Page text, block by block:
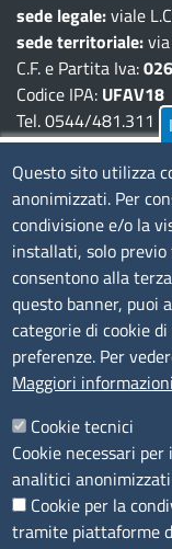
sede legale:viale
sede territoriale:
C.F. e Partita Iva:
Codice IPA: UFAV18
Tel. 0544/481.311
Pec:
Bandi di gara
Bilanci
Concorsi e selezioni
Procedimenti
Provvedimenti
Seguici su
Sito web
Questo sito utilizza
anonimizzati. Per
condivisione e/o la
installati, solo
consentono alla
questo banner, puoi
categorie di cookie
preferenze. Per
Maggiori informazioni
Cookie tecnici
Cookie necessari
analitici anonimizzati
Cookie per la
tramite piattaforme